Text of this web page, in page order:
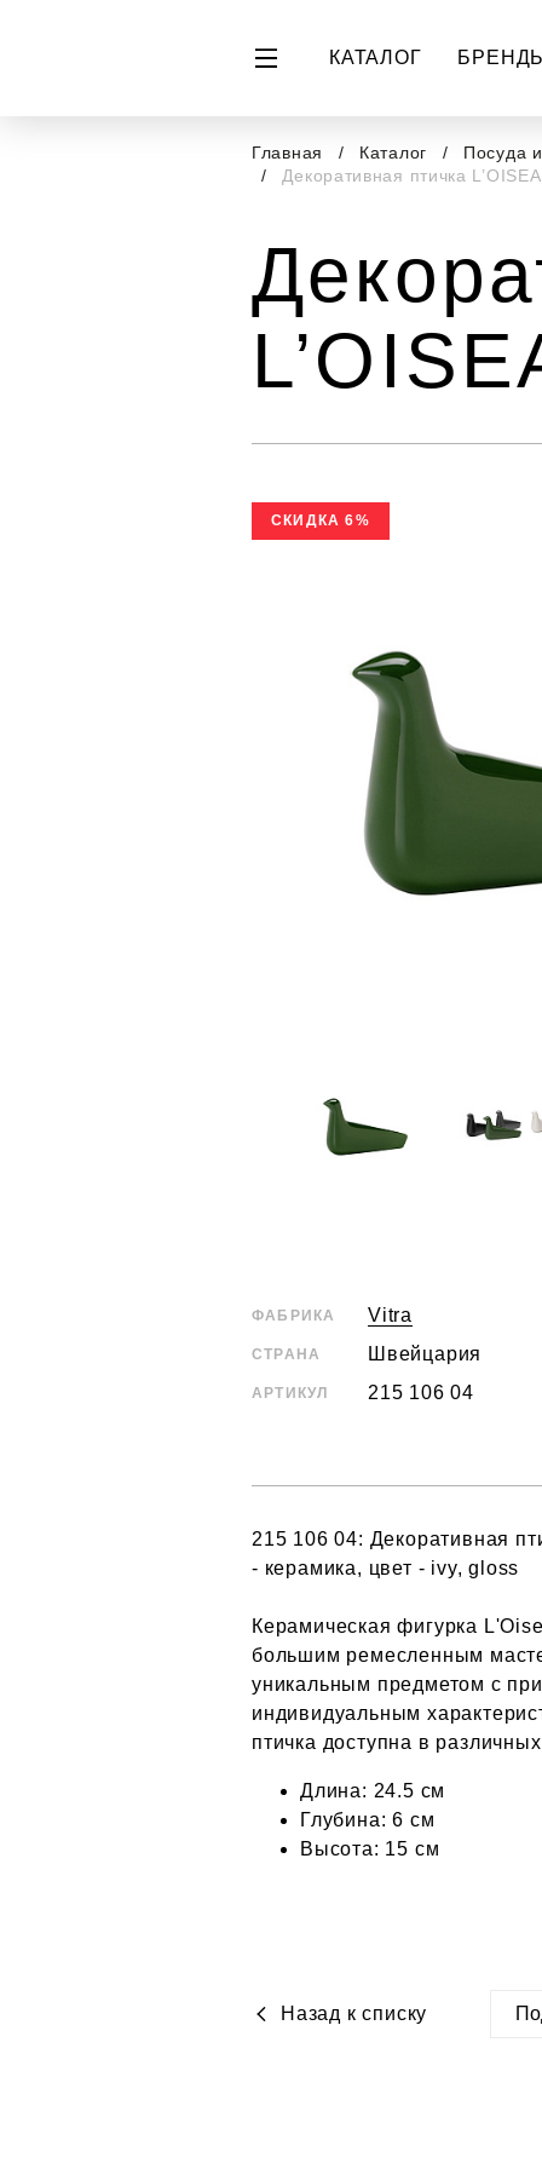
КАТАЛОГ БРЕНДЫ
Главная Каталог Посуда
Декоративная птичка
СКИДКА 6%
ФАБРИКА Vitra
СТРАНА Швейцария
АРТИКУЛ 215 106 04
215 106 04: Декоративная
- керамика, цвет - ivy, gloss
Керамическая фигурка
большим ремесленным
уникальным предметом с
индивидуальным
птичка доступна в
Длина: 24.5 см
Глубина: 6 см
Высота: 15 см
Назад к списку